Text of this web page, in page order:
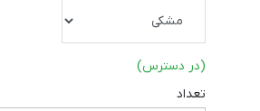
(در دسترس)
تعداد